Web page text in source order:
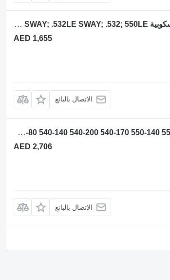
حذافة (دولاب تنظيم السرعة) JCB 331/34159 لـ رافعة تلسكوبية JCB 537LE SWAY; 537 SWAY; 535-125; 532LE; 537; 532LE SWAY; 532; 537LE; 532 SWAY; 540-170; 540-140; .550; 5508; 550; .532LE; .535-125; .532 SWAY; .532LE SWAY; .532; 550LE;
AED 1,655
الاتصال بالبائع
مبرد الزيت Maximus NCP2020 لـ رافعة تلسكوبية JCB 536-70 536-60 531-70 541-70 560-80 535-95 550-80 540-140 540-200 540-170 550-140 550-170
AED 2,706
الاتصال بالبائع